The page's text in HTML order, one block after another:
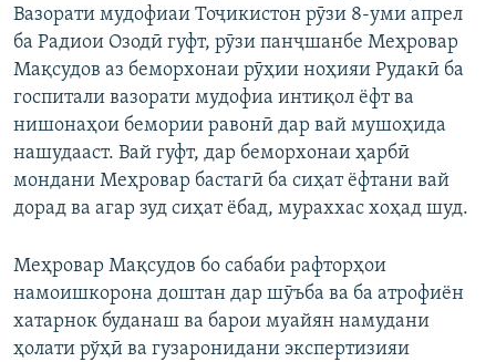
Вазорати мудофиаи Тоҷикистон рӯзи 8-уми апрел
ба Радиои Озодӣ гуфт, рӯзи панҷшанбе Меҳровар
Мақсудов аз беморхонаи рӯҳии ноҳияи Рудакӣ ба
госпитали вазорати мудофиа интиқол ёфт ва
нишонаҳои бемории равонӣ дар вай мушоҳида
нашудааст. Вай гуфт, дар беморхонаи ҳарбӣ
мондани Меҳровар бастагӣ ба сиҳат ёфтани вай
дорад ва агар зуд сиҳат ёбад, мураххас хоҳад шуд.
Меҳровар Мақсудов бо сабаби рафторҳои
намоишкорона доштан дар шӯъба ва ба атрофиён
хатарнок буданаш ва барои муайян намудани
ҳолати рўҳӣ ва гузаронидани экспертизияи